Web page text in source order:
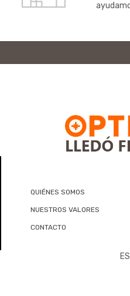
QUIÉNES SOMOS
NUESTROS VALORES
CONTACTO
ES